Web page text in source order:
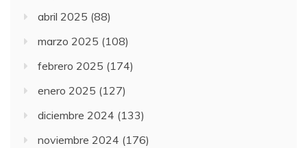
abril 2025 (88)
marzo 2025 (108)
febrero 2025 (174)
enero 2025 (127)
diciembre 2024 (133)
noviembre 2024 (176)